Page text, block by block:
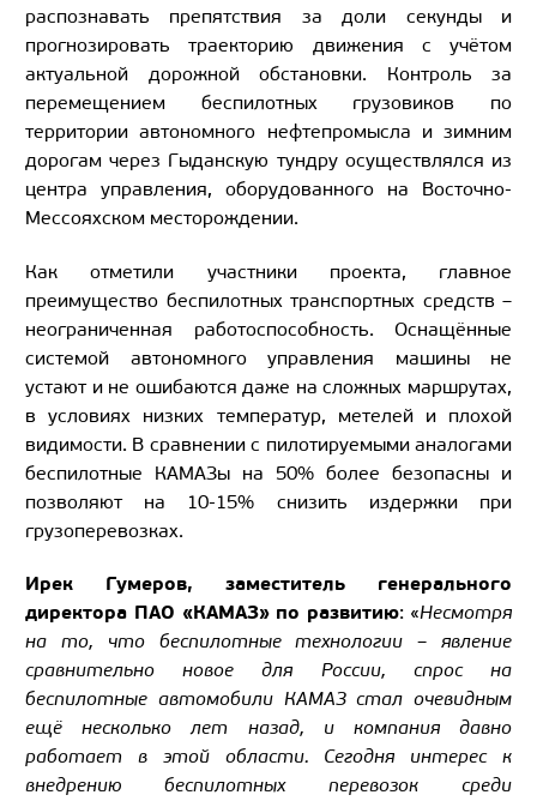
распознавать препятствия за доли секунды и
прогнозировать траекторию движения с учётом
актуальной дорожной обстановки. Контроль за
перемещением беспилотных грузовиков по
территории автономного нефтепромысла и зимним
дорогам через Гыданскую тундру осуществлялся из
центра управления, оборудованного на Восточно-
Мессояхском месторождении.
Как отметили участники проекта, главное
преимущество беспилотных транспортных средств –
неограниченная работоспособность. Оснащённые
системой автономного управления машины не
устают и не ошибаются даже на сложных маршрутах,
в условиях низких температур, метелей и плохой
видимости. В сравнении с пилотируемыми аналогами
беспилотные КАМАЗы на 50% более безопасны и
позволяют на 10-15% снизить издержки при
грузоперевозках.
Ирек Гумеров, заместитель генерального
директора ПАО «КАМАЗ» по развитию: «Несмотря
на то, что беспилотные технологии – явление
сравнительно новое для России, спрос на
беспилотные автомобили КАМАЗ стал очевидным
ещё несколько лет назад, и компания давно
работает в этой области. Сегодня интерес к
внедрению беспилотных перевозок среди